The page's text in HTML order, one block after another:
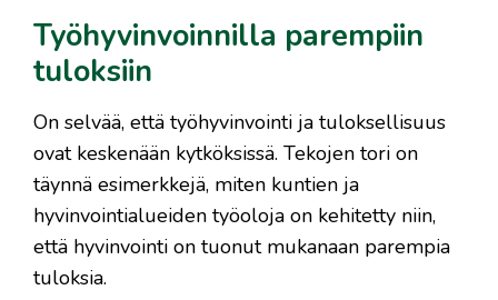
Työhyvinvoinnilla parempiin
tuloksiin
On selvää, että työhyvinvointi ja tuloksellisuus
ovat keskenään kytköksissä. Tekojen tori on
täynnä esimerkkejä, miten kuntien ja
hyvinvointialueiden työoloja on kehitetty niin,
että hyvinvointi on tuonut mukanaan parempia
tuloksia.